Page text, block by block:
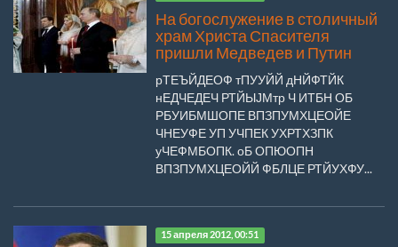
На богослужение в столичный
храм Христа Спасителя
пришли Медведев и Путин
рТЕЪЙДЕОФ тПУУЙЙ дНЙФТЙК
нЕДЧЕДЕЧ РТЙЫЈМтр Ч ИТБН ОБ
РБУИБМШОПЕ ВПЗПУМХЦЕОЙЕ
ЧНЕУФЕ УП УЧПЕК УХРТХЗПК
уЧЕФМБОПК. оБ ОПЮОПН
ВПЗПУМХЦЕОЙЙ ФБЛЦЕ РТЙУХФУ...
15 апреля 2012, 00:51